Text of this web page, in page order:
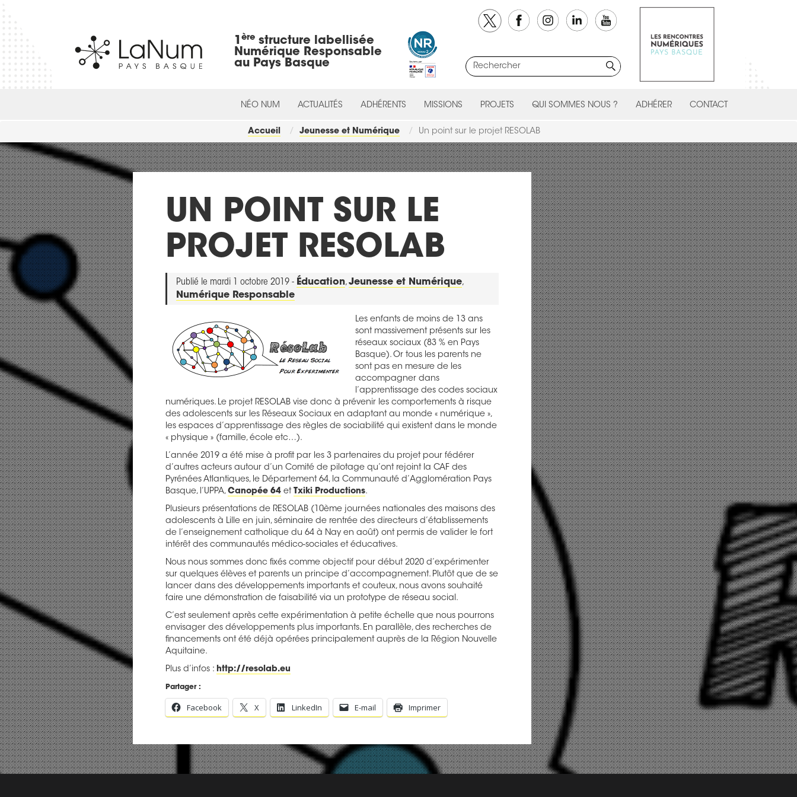
1 èrestructure labellisée
Numérique Responsable
au Pays Basque
NÉO NUM ACTUALITÉS ADHÉRENTS MISSIONS PROJETS QUI SOMMES NOUS ? ADHÉRER CONTACT
Accueil Jeunesse et Numérique Un point sur le projet RESOLAB
UN POINT SUR LE
PROJET RESOLAB
Publié le mardi 1 octobre 2019 - Éducation,Jeunesse et Numérique,
Numérique Responsable
Les enfants de moins de 13 ans
sont massivement présents sur les
réseaux sociaux (83 % en Pays
Basque). Or tous les parents ne
sont pas en mesure de les
accompagner dans
l’apprentissage des codes sociaux
numériques. Le projet RESOLAB vise donc à prévenir les comportements à risque
des adolescents sur les Réseaux Sociaux en adaptant au monde « numérique »,
les espaces d’apprentissage des règles de sociabilité qui existent dans le monde
« physique » (famille, école etc…).
L’année 2019 a été mise à profit par les 3 partenaires du projet pour fédérer
d’autres acteurs autour d’un Comité de pilotage qu’ont rejoint la CAF des
Pyrénées Atlantiques, le Département 64, la Communauté d’Agglomération Pays
Basque, l’UPPA, Canopée 64 et Txiki Productions.
Plusieurs présentations de RESOLAB (10ème journées nationales des maisons des
adolescents à Lille en juin, séminaire de rentrée des directeurs d’établissements
de l’enseignement catholique du 64 à Nay en août) ont permis de valider le fort
intérêt des communautés médico-sociales et éducatives.
Nous nous sommes donc fixés comme objectif pour début 2020 d’expérimenter
sur quelques élèves et parents un principe d’accompagnement. Plutôt que de se
lancer dans des développements importants et couteux, nous avons souhaité
faire une démonstration de faisabilité via un prototype de réseau social.
C’est seulement après cette expérimentation à petite échelle que nous pourrons
envisager des développements plus importants. En parallèle, des recherches de
financements ont été déjà opérées principalement auprès de la Région Nouvelle
Aquitaine.
Plus d’infos : http://resolab.eu
Partager :
Facebook X LinkedIn E-mail Imprimer